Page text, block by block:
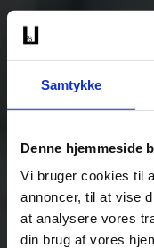
Samtykke
Denne hjemmeside
Vi bruger cookies til
annoncer, til at vise
at analysere vores
din brug af vores